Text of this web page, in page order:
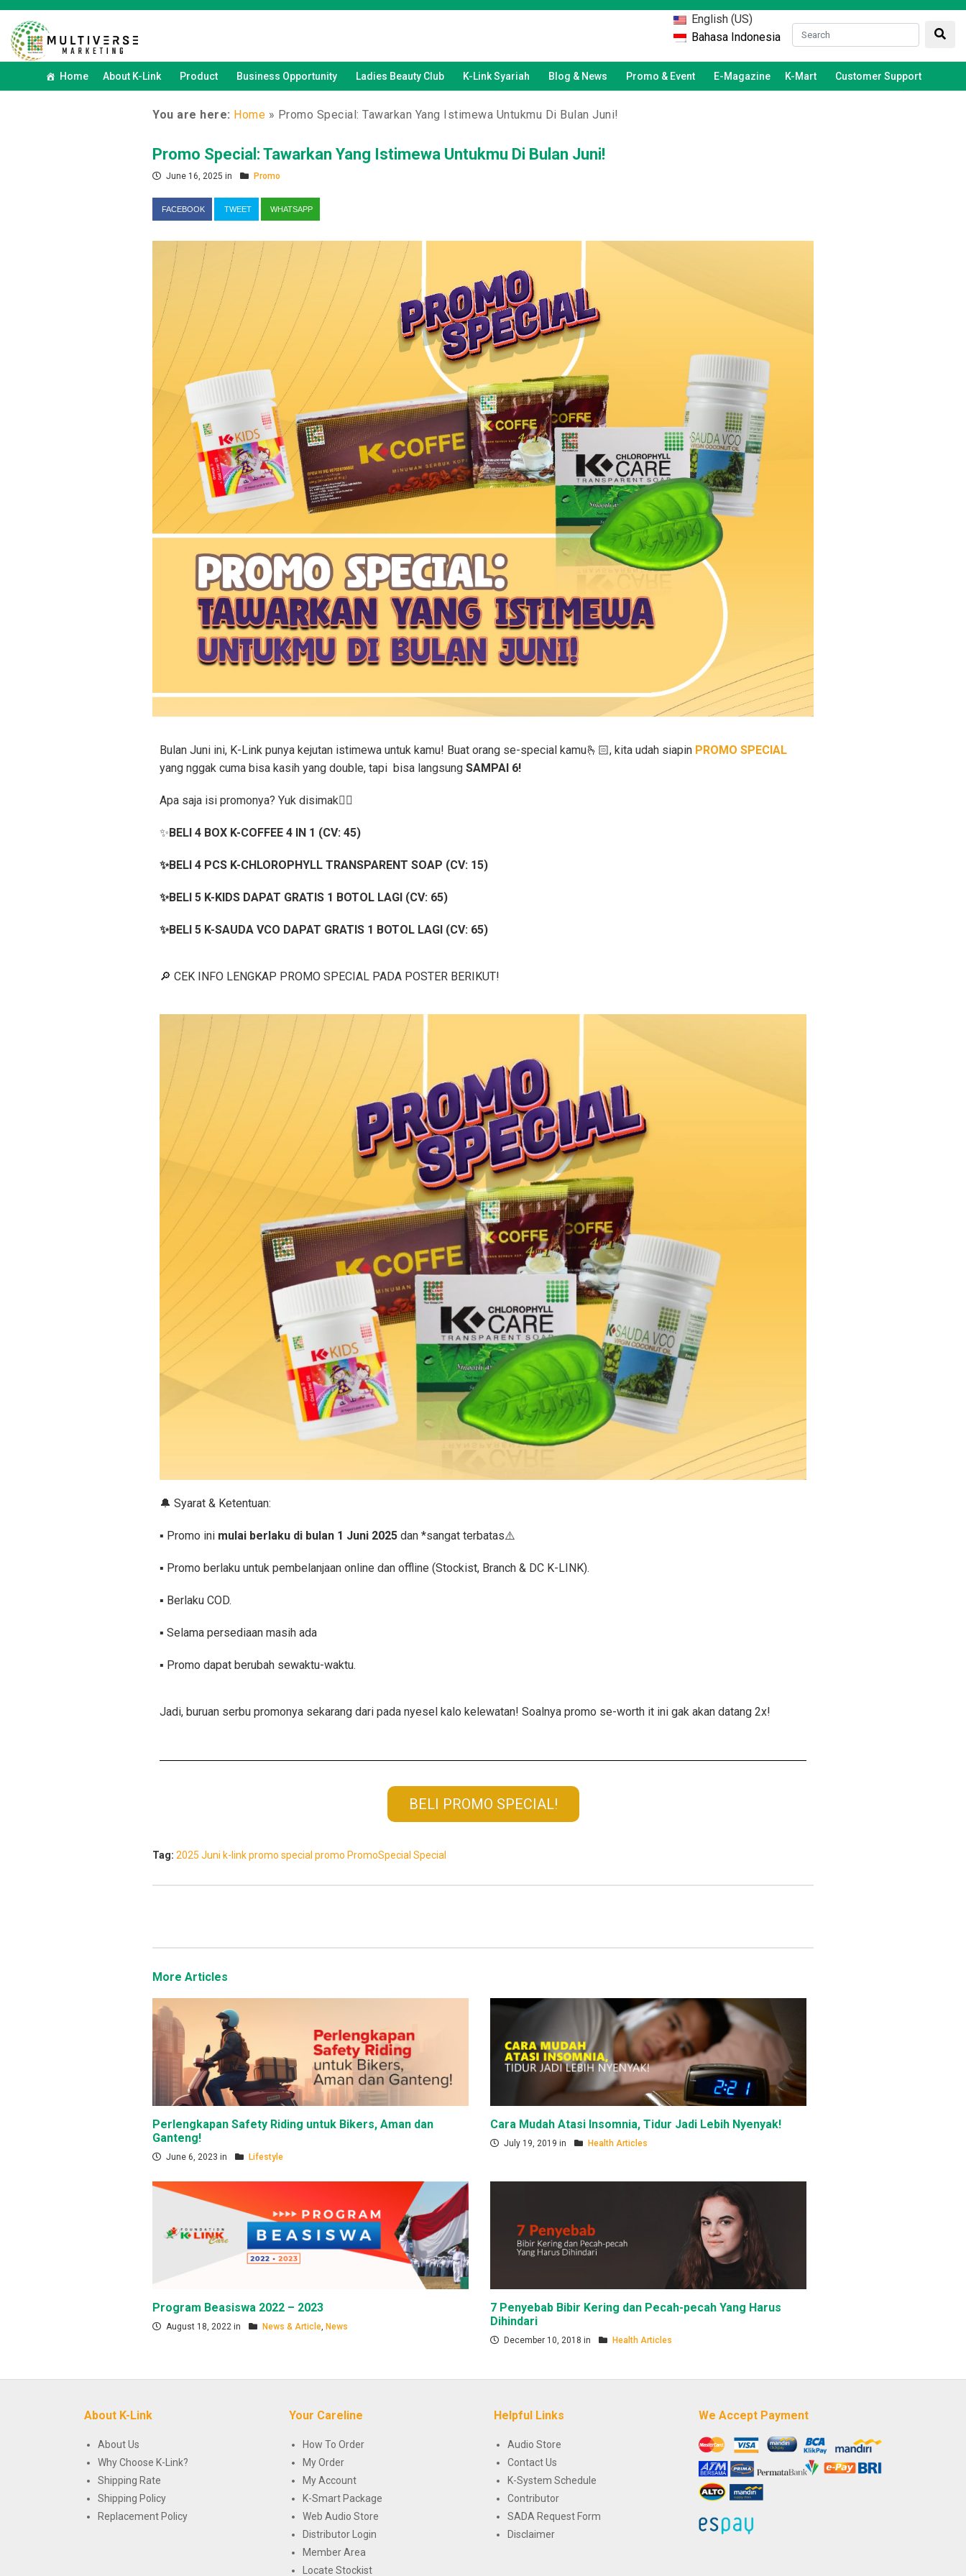
English (US)
Bahasa Indonesia
Home About K-Link Product Business Opportunity Ladies Beauty Club K-Link Syariah Blog & News Promo & Event E-Magazine K-Mart Customer Support
You are here: Home » Promo Special: Tawarkan Yang Istimewa Untukmu Di Bulan Juni!
Promo Special: Tawarkan Yang Istimewa Untukmu Di Bulan Juni!
June 16, 2025 in Promo
FACEBOOK TWEET WHATSAPP
Bulan Juni ini, K-Link punya kejutan istimewa untuk kamu! Buat orang se-special kamu🫰🏻, kita udah siapin PROMO SPECIAL
yang nggak cuma bisa kasih yang double, tapi bisa langsung SAMPAI 6!
Apa saja isi promonya? Yuk disimak👇🏻
✨BELI 4 BOX K-COFFEE 4 IN 1 (CV: 45)
✨BELI 4 PCS K-CHLOROPHYLL TRANSPARENT SOAP (CV: 15)
✨BELI 5 K-KIDS DAPAT GRATIS 1 BOTOL LAGI (CV: 65)
✨BELI 5 K-SAUDA VCO DAPAT GRATIS 1 BOTOL LAGI (CV: 65)
🔎 CEK INFO LENGKAP PROMO SPECIAL PADA POSTER BERIKUT!
🔔 Syarat & Ketentuan:
▪️ Promo ini mulai berlaku di bulan 1 Juni 2025 dan *sangat terbatas⚠️
▪️ Promo berlaku untuk pembelanjaan online dan offline (Stockist, Branch & DC K-LINK).
▪️ Berlaku COD.
▪️ Selama persediaan masih ada
▪️ Promo dapat berubah sewaktu-waktu.
Jadi, buruan serbu promonya sekarang dari pada nyesel kalo kelewatan! Soalnya promo se-worth it ini gak akan datang 2x!
BELI PROMO SPECIAL!
Tag: 2025 Juni k-linkpromo special promo PromoSpecial Special
More Articles
Perlengkapan Safety Riding untuk Bikers, Aman dan
Ganteng!
June 6, 2023 in Lifestyle
Cara Mudah Atasi Insomnia, Tidur Jadi Lebih Nyenyak!
July 19, 2019 in Health Articles
Program Beasiswa 2022 – 2023
August 18, 2022 in News & Article News
7 Penyebab Bibir Kering dan Pecah-pecah Yang Harus
Dihindari
December 10, 2018 in Health Articles
About K-Link
About Us
Why Choose K-Link?
Shipping Rate
Shipping Policy
Replacement Policy
Your Careline
How To Order
My Order
My Account
K-Smart Package
Web Audio Store
Distributor Login
Member Area
Locate Stockist
Helpful Links
Audio Store
Contact Us
K-System Schedule
Contributor
SADA Request Form
Disclaimer
We Accept Payment